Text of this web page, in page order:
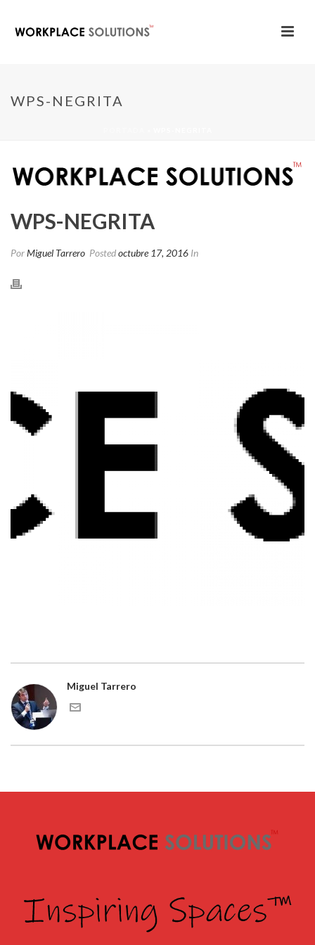
WPS-NEGRITA
WPS-NEGRITA
PorMiguel Tarrero Postedoctubre 17, 2016 In
Miguel Tarrero